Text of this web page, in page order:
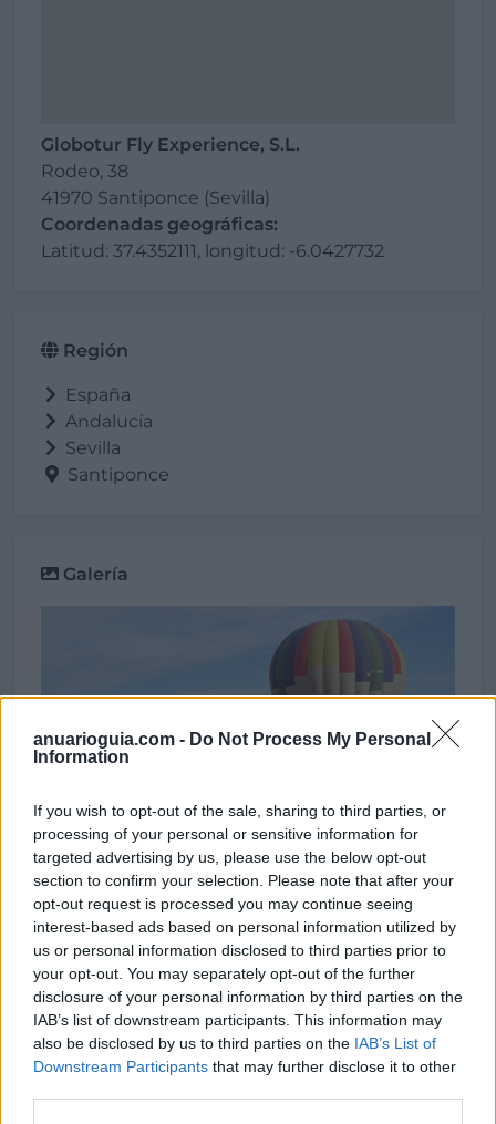
anuarioguia.com - Do Not Process My Personal
Information
If you wish to opt-out of the sale, sharing to third parties, or
processing of your personal or sensitive information for
targeted advertising by us, please use the below opt-out
section to confirm your selection. Please note that after your
opt-out request is processed you may continue seeing
interest-based ads based on personal information utilized by
us or personal information disclosed to third parties prior to
your opt-out. You may separately opt-out of the further
disclosure of your personal information by third parties on the
IAB’s list of downstream participants. This information may
also be disclosed by us to third parties on the IAB’s List of
Downstream Participants that may further disclose it to other
Globotur Fly Experience, S.L.
Rodeo, 38
41970 Santiponce (Sevilla)
Coordenadas geográficas:
Latitud: 37.4352111, longitud: -6.0427732
Región
España
Andalucía
Sevilla
Santiponce
Galería
Ver imagen
Contacto
Dirección
Rodeo, 38
41970 Santiponce (Sevilla)